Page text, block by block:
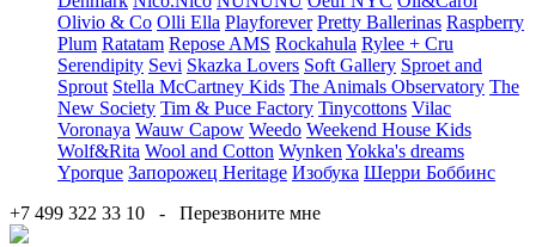
Olivio & Co Olli Ella Playforever Pretty Ballerinas Raspberry
Plum Ratatam Repose AMS Rockahula Rylee + Cru
Serendipity Sevi Skazka Lovers Soft Gallery Sproet and
Sprout Stella McCartney Kids The Animals Observatory The
New Society Tim & Puce Factory Tinycottons Vilac
Voronaya Wauw Capow Weedo Weekend House Kids
Wolf&Rita Wool and Cotton Wynken Yokka's dreams
Yporque Запорожец Heritage Изобука Шерри Боббинс
+7 499 322 33 10 - Перезвоните мне